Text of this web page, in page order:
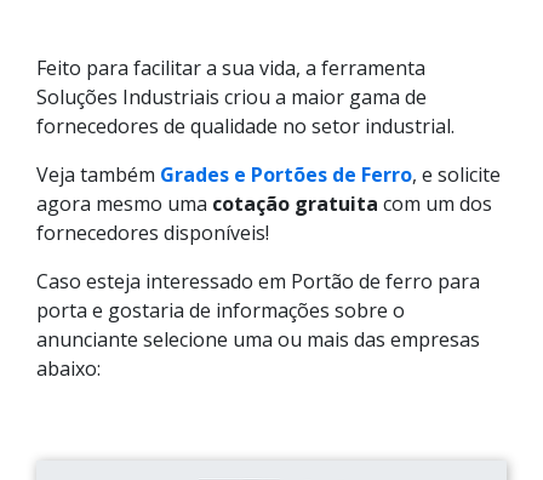
Feito para facilitar a sua vida, a ferramenta
Soluções Industriais criou a maior gama de
fornecedores de qualidade no setor industrial.
Veja também Grades e Portões de Ferro, e solicite
agora mesmo uma cotação gratuita com um dos
fornecedores disponíveis!
Caso esteja interessado em Portão de ferro para
porta e gostaria de informações sobre o
anunciante selecione uma ou mais das empresas
abaixo: